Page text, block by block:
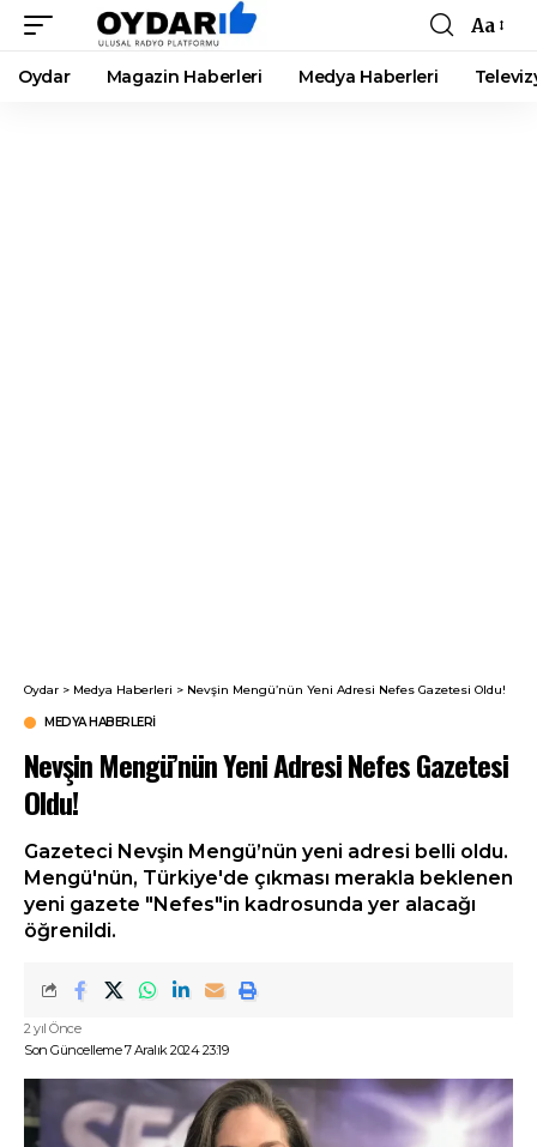
Font
Resizer
Aa
Oydar Magazin Haberleri Medya Haberleri
Oydar > Medya Haberleri > Nevşin Mengü’nün Yeni Adresi Nefes Gazetesi Oldu!
MEDYA HABERLERI
Nevşin Mengü’nün Yeni Adresi Nefes Gazetesi
Oldu!
Gazeteci Nevşin Mengü’nün yeni adresi belli oldu.
Mengü'nün, Türkiye'de çıkması merakla beklenen
yeni gazete "Nefes"in kadrosunda yer alacağı
öğrenildi.
Son Güncelleme 7 Aralık 2024 23:19
2 yıl Önce